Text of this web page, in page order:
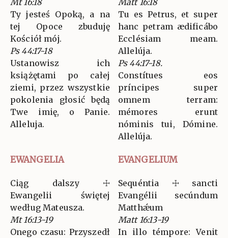
Mt 16:18
Ty jesteś Opoką, a na
tej Opoce zbuduję
Kościół mój.
Ps 44:17-18
Ustanowisz ich
książętami po całej
ziemi, przez wszystkie
pokolenia głosić będą
Twe imię, o Panie.
Alleluja.
Matt 16:18
Tu es Petrus, et super
hanc petram ædificábo
Ecclésiam meam.
Allelúja.
Ps 44:17-18.
Constítues eos
príncipes super
omnem terram:
mémores erunt
nóminis tui, Dómine.
Allelúja.
EWANGELIA EVANGELIUM
Ciąg dalszy ☩
Ewangelii świętej
według Mateusza.
Mt 16:13-19
Onego czasu: Przyszedł
Sequéntia ☩ sancti
Evangélii secúndum
Matthǽum
Matt 16:13-19
In illo témpore: Venit